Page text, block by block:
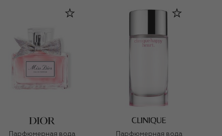
Парфюмерная вода
Парфюмерная вода